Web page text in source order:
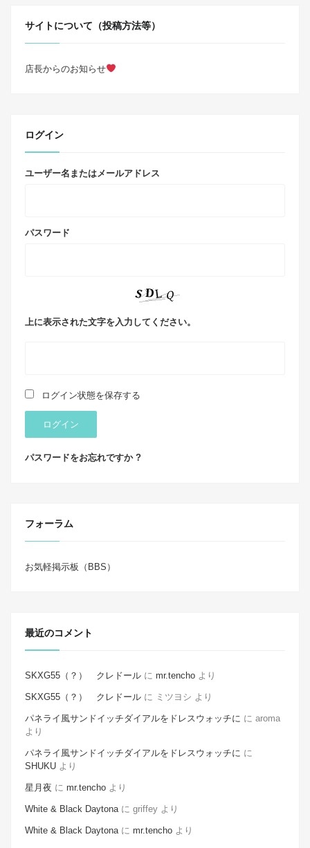
サイトについて（投稿方法等）
店長からのお知らせ
ログイン
ユーザー名またはメールアドレス
パスワード
上に表示された文字を入力してください。
ログイン状態を保存する
ログイン
パスワードをお忘れですか ?
フォーラム
お気軽掲示板（BBS）
最近のコメント
SKXG55（？） クレドール に mr.tencho より
SKXG55（？） クレドール に ミツヨシ より
パネライ風サンドイッチダイアルをドレスウォッチに に aroma
より
パネライ風サンドイッチダイアルをドレスウォッチに に
SHUKU より
星月夜 に mr.tencho より
White & Black Daytonaに griffey より
White & Black Daytonaに mr.tencho より